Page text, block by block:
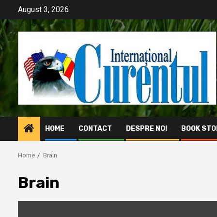
content
August 3, 2026
HOME CONTACT DESPRE NOI BOOK
Home Brain
Brain